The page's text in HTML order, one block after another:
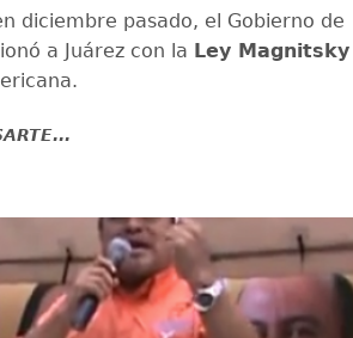
diciembre pasado, el Gobierno de
a Juárez con la Ley Magnitsky